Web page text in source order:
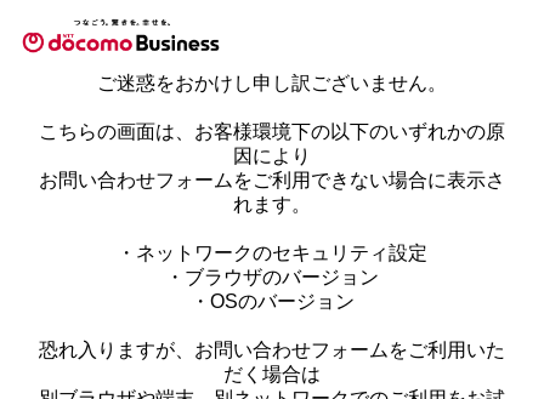
ご迷惑をおかけし申し訳ございません。
こちらの画面は、お客様環境下の以下のいずれかの原
因により
お問い合わせフォームをご利用できない場合に表示さ
れます。
・ネットワークのセキュリティ設定
・ブラウザのバージョン
・OSのバージョン
恐れ入りますが、お問い合わせフォームをご利用いた
だく場合は